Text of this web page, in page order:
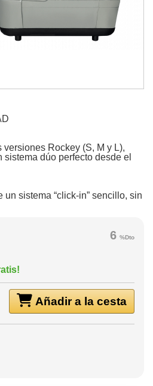
Rockey (S, M y L),
dúo perfecto desde el
sistema “click‑in” sencillo, sin
6 %Dto
Añadir a la cesta